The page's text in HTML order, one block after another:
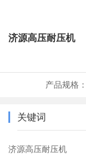
济源高压耐压机
产品规格：
关键词
济源高压耐压机